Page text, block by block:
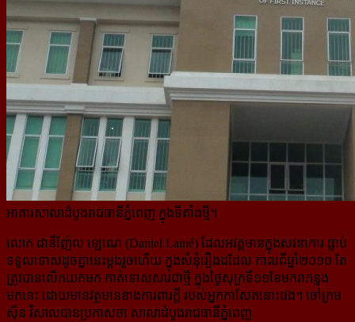
អាគារសាលាដំបូងរាជធានីភ្នំពេញ ក្នុងទីតាំងថ្មី។
លោក ដានីញ៉ែល ឡេណេ (Daniel Lainé) ដែលអវត្តមានក្នុងសវនាការ ធ្លាប់
ទទួលទោសដូចគ្នានេះម្ដងរួចហើយ ក្នុង​សំនុំរឿងដដែល កាលពីឆ្នាំ២០១០ តែ
ត្រូវបានលើកយកមក កាត់ទោសសារជាថ្មី ក្នុងថ្ងៃសុក្រទី១១ខែ​មករា​កន្លង
មកនេះ ដោយមានវត្ថមានខាងការពារក្ដី របស់អ្នកកាសែតនោះផង។ ចៅក្រម
ស៊ីន វិសាលបានប្រកាសថា សាលាដំបូងរាជធានី​ភ្នំពេញ